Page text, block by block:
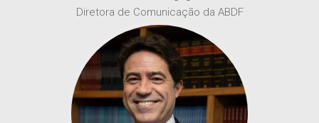
Diretora de Comunicação da ABDF